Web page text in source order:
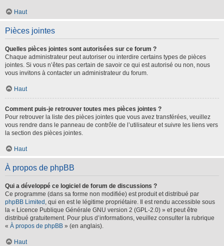
Haut
Pièces jointes
Quelles pièces jointes sont autorisées sur ce forum ?
Chaque administrateur peut autoriser ou interdire certains types de pièces
jointes. Si vous n’êtes pas certain de savoir ce qui est autorisé ou non, nous
vous invitons à contacter un administrateur du forum.
Haut
Comment puis-je retrouver toutes mes pièces jointes ?
Pour retrouver la liste des pièces jointes que vous avez transférées, veuillez
vous rendre dans le panneau de contrôle de l’utilisateur et suivre les liens vers
la section des pièces jointes.
Haut
À propos de phpBB
Qui a développé ce logiciel de forum de discussions ?
Ce programme (dans sa forme non modifiée) est produit et distribué par
phpBB Limited , qui en est le légitime propriétaire. Il est rendu accessible sous
la « Licence Publique Générale GNU version 2 (GPL-2.0) » et peut être
distribué gratuitement. Pour plus d’informations, veuillez consulter la rubrique
« À propos de phpBB » (en anglais).
Haut